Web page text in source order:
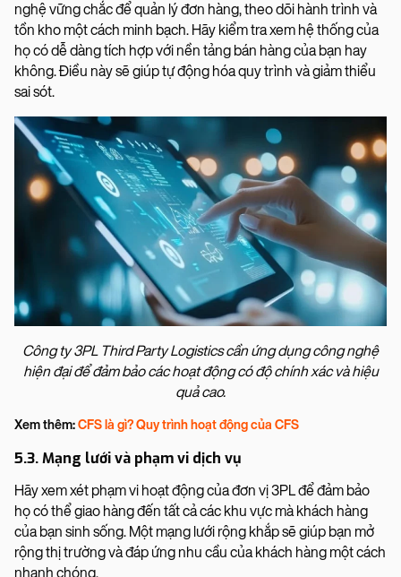
nghệ vững chắc để quản lý đơn hàng, theo dõi hành trình và
tồn kho một cách minh bạch. Hãy kiểm tra xem hệ thống của
họ có dễ dàng tích hợp với nền tảng bán hàng của bạn hay
không. Điều này sẽ giúp tự động hóa quy trình và giảm thiểu
sai sót.
Công ty 3PL Third Party Logistics cần ứng dụng công nghệ
hiện đại để đảm bảo các hoạt động có độ chính xác và hiệu
quả cao.
Xem thêm:CFS là gì? Quy trình hoạt động của CFS
5.3. Mạng lưới và phạm vi dịch vụ
Hãy xem xét phạm vi hoạt động của đơn vị 3PL để đảm bảo
họ có thể giao hàng đến tất cả các khu vực mà khách hàng
của bạn sinh sống. Một mạng lưới rộng khắp sẽ giúp bạn mở
rộng thị trường và đáp ứng nhu cầu của khách hàng một cách
nhanh chóng.